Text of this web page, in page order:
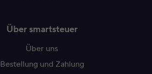
Über smartsteuer
Über uns
Bestellung und Zahlung